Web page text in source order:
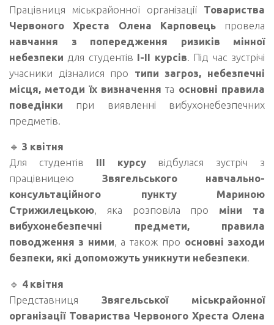
Працівниця міськрайонної організації Товариства
Червоного Хреста Олена Карповецьпровела
навчання з попередження ризиків мінної
небезпеки для студентів І-ІІ курсів . Під час зустрічі
учасники дізналися про типи загроз, небезпечні
місця, методи їх визначення та основні правила
поведінки при виявленні вибухонебезпечних
предметів.
🔹 3 квітня
Для студентів ІІІ курсувідбулася зустріч з
працівницею Звягельського навчально-
консультаційного пункту
Мариною
Стрижилецькою, яка розповіла про міни та
вибухонебезпечні предмети, правила
поводження з ними, а також про основні заходи
безпеки, які допоможуть уникнути небезпеки.
🔹 4 квітня
Представниця Звягельської міськрайонної
організації Товариства Червоного Хреста Олена